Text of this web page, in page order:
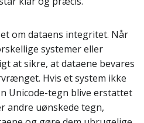
om dataens integritet. Når
systemer eller
at sikre, at dataene bevares
Hvis et system ikke
Unicode-tegn blive erstattet
andre uønskede tegn,